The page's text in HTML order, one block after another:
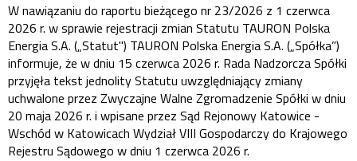
W nawiązaniu do raportu bieżącego nr 23/2026 z 1 czerwca
2026 r. w sprawie rejestracji zmian Statutu TAURON Polska
Energia S.A. („Statut") TAURON Polska Energia S.A. („Spółka”)
informuje, że w dniu 15 czerwca 2026 r. Rada Nadzorcza Spółki
przyjęła tekst jednolity Statutu uwzględniający zmiany
uchwalone przez Zwyczajne Walne Zgromadzenie Spółki w dniu
20 maja 2026 r. i wpisane przez Sąd Rejonowy Katowice -
Wschód w Katowicach Wydział VIII Gospodarczy do Krajowego
Rejestru Sądowego w dniu 1 czerwca 2026 r.